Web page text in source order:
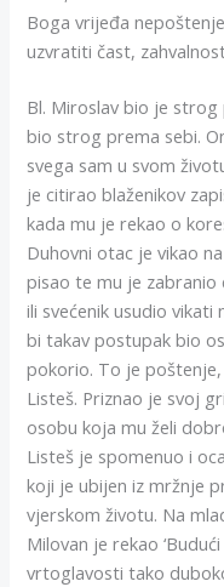
Boga vrijeđa
uzvratiti čast,
Bl. Miroslav bio je
bio strog prema sebi.
svega sam u svom
je citirao blaženikov
kada mu je rekao o
Duhovni otac je vikao
pisao te mu je zabranio
ili svećenik usudio vikati
bi takav postupak bio
pokorio. To je
Listeš. Priznao je svoj
osobu koja mu želi
Listeš je spomenuo i
koji je ubijen iz mržnje
vjerskom životu. Na
Milovan je rekao
vrtoglavosti tako